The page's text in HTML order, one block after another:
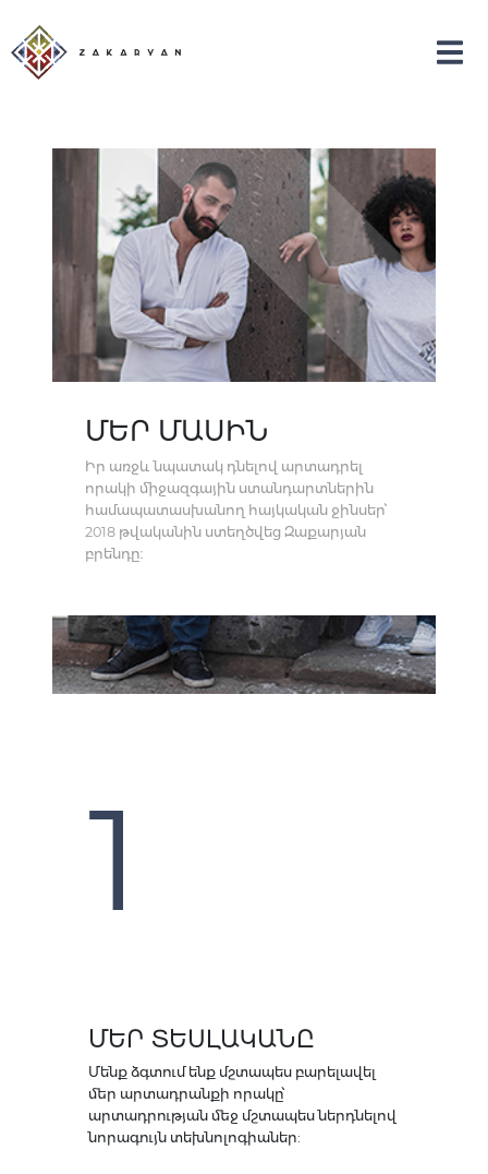
ՄԵՐ ՄԱՍԻՆ
Իր առջև նպատակ դնելով արտադրել
որակի միջազգային ստանդարտներին
համապատասխանող հայկական ջինսեր՝
2018 թվականին ստեղծվեց Զաքարյան
բրենդը։
1
ՄԵՐ ՏԵՍԼԱԿԱՆԸ
Մենք ձգտում ենք մշտապես բարելավել
մեր արտադրանքի որակը՝
արտադրության մեջ մշտապես ներդնելով
նորագույն տեխնոլոգիաներ: